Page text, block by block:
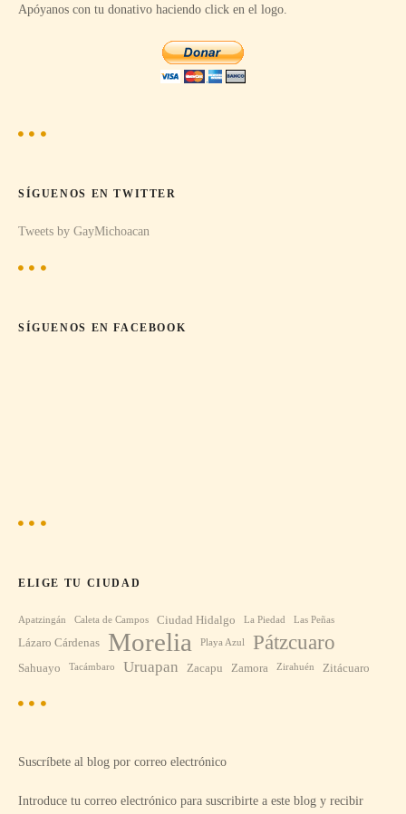
Apóyanos con tu donativo haciendo click en el logo.
SÍGUENOS EN TWITTER
Tweets by GayMichoacan
SÍGUENOS EN FACEBOOK
ELIGE TU CIUDAD
Apatzingán Caleta de Campos Ciudad Hidalgo La Piedad Las Peñas
Lázaro Cárdenas Morelia Playa Azul Pátzcuaro
Sahuayo Tacámbaro Uruapan Zacapu Zamora Zirahuén Zitácuaro
Suscríbete al blog por correo electrónico
Introduce tu correo electrónico para suscribirte a este blog y recibir